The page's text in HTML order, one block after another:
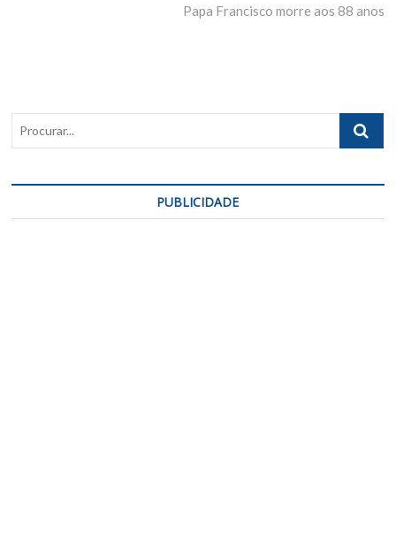
Materia:
Papa Francisco morre aos 88 anos
PUBLICIDADE